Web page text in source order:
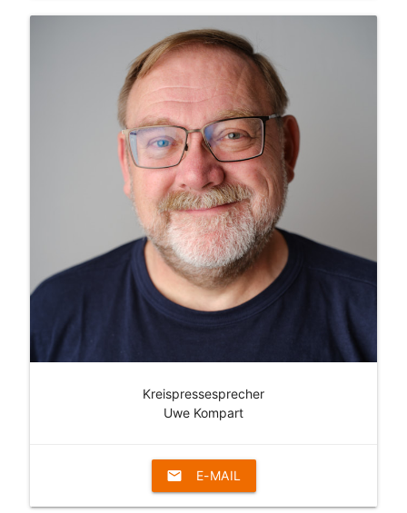
Kreispressesprecher
Uwe Kompart
email E-MAIL